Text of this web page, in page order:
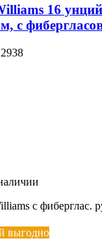
16 унций
с
выгодно